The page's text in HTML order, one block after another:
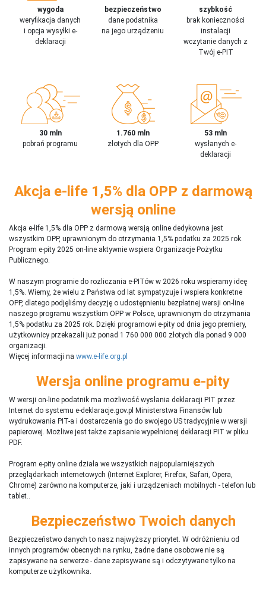
wygoda
weryfikacja danych
i opcja wysyłki e-
deklaracji
bezpieczeństwo
dane podatnika
na jego urządzeniu
szybkość
brak konieczności
instalacji
wczytanie danych z
Twój e-PIT
30 mln
pobrań programu
1.760 mln
złotych dla OPP
53 mln
wysłanych e-
deklaracji
Akcja e-life 1,5% dla OPP z darmową
wersją online
Akcja e-life 1,5% dla OPP z darmową wersją online dedykowna jest
wszystkim OPP, uprawnionym do otrzymania 1,5% podatku za 2025 rok.
Program e-pity 2025 on-line aktywnie wspiera Organizacje Pożytku
Publicznego.
W naszym programie do rozliczania e-PITów w 2026 roku wspieramy ideę
1,5%. Wiemy, że wielu z Państwa od lat sympatyzuje i wspiera konkretne
OPP, dlatego podjęliśmy decyzję o udostępnieniu bezpłatnej wersji on-line
naszego programu wszystkim OPP w Polsce, uprawnionym do otrzymania
1,5% podatku za 2025 rok. Dzięki programowi e-pity od dnia jego premiery,
użytkownicy przekazali już ponad 1 760 000 000 złotych dla ponad 9 000
organizacji.
Więcej informacji na www.e-life.org.pl
Wersja online programu e-pity
W wersji on-line podatnik ma możliwość wysłania deklaracji PIT przez
Internet do systemu e-deklaracje.gov.pl Ministerstwa Finansów lub
wydrukowania PIT-a i dostarczenia go do swojego US tradycyjnie w wersji
papierowej. Możliwe jest także zapisanie wypełnionej deklaracji PIT w pliku
PDF.
Program e-pity online działa we wszystkich najpopularniejszych
przeglądarkach internetowych (Internet Explorer, Firefox, Safari, Opera,
Chrome) zarówno na komputerze, jaki i urządzeniach mobilnych - telefon lub
tablet..
Bezpieczeństwo Twoich danych
Bezpieczeństwo danych to nasz najwyższy priorytet. W odróżnieniu od
innych programów obecnych na rynku, żadne dane osobowe nie są
zapisywane na serwerze - dane zapisywane są i odczytywane tylko na
komputerze użytkownika.